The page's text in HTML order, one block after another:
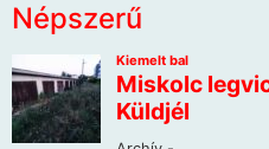
Népszerű